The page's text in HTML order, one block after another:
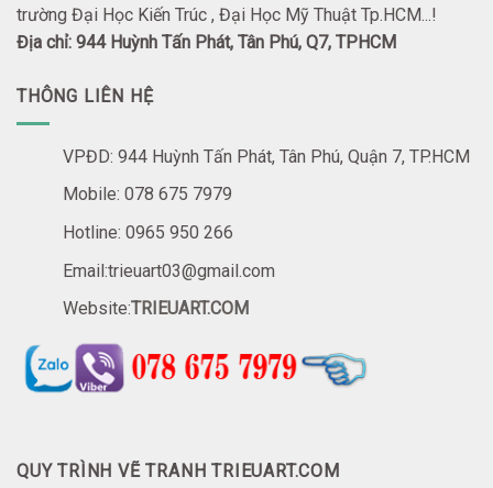
trường Đại Học Kiến Trúc , Đại Học Mỹ Thuật Tp.HCM...!
Địa chỉ: 944 Huỳnh Tấn Phát, Tân Phú, Q7, TPHCM
THÔNG LIÊN HỆ
VPĐD: 944 Huỳnh Tấn Phát, Tân Phú, Quận 7, TP.HCM
Mobile: 078 675 7979
Hotline: 0965 950 266
Email:trieuart03@gmail.com
Website:TRIEUART.COM
QUY TRÌNH VẼ TRANH TRIEUART.COM